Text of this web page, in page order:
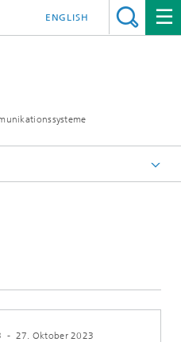
ENGLISH
- 27. Oktober 2023